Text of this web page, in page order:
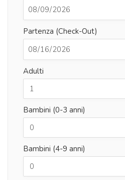
Partenza (Check-Out)
Adulti
Bambini (0-3 anni)
Bambini (4-9 anni)